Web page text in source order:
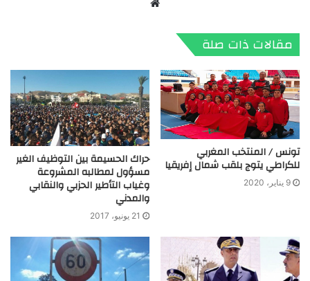
مقالات ذات صلة
تونس / المنتخب المغربي
للكراطي يتوج بلقب شمال إفريقيا
9 يناير، 2020
حراك الحسيمة بين التوظيف الغير
مسؤول لمطالبه المشروعة
وغياب التأطير الحزبي والنقابي
والمدني
21 يونيو، 2017